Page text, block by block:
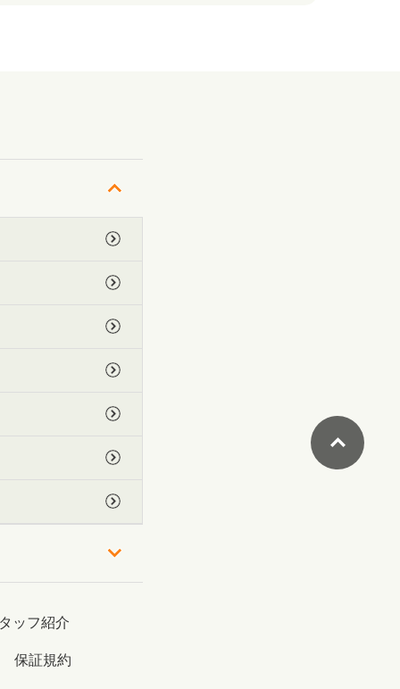
ッフ紹介
保証規約